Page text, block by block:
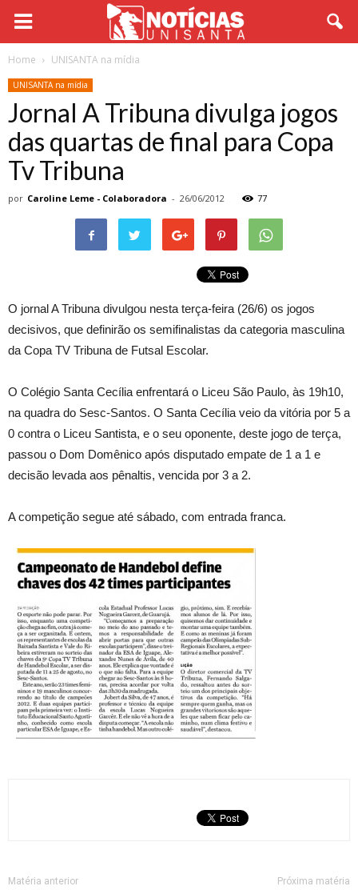
Home UNISANTA na mídia
UNISANTA na mídia
Jornal A Tribuna divulga jogos
das quartas de final para Copa
Tv Tribuna
por Caroline Leme - Colaboradora - 26/06/2012 77
O jornal A Tribuna divulgou nesta terça-feira (26/6) os jogos
decisivos, que definirão os semifinalistas da categoria masculina
da Copa TV Tribuna de Futsal Escolar.
O Colégio Santa Cecília enfrentará o Liceu São Paulo, às 19h10,
na quadra do Sesc-Santos. O Santa Cecília veio da vitória por 5 a
0 contra o Liceu Santista, e o seu oponente, deste jogo de terça,
passou o Dom Domênico após disputado empate de 1 a 1 e
decisão levada aos pênaltis, vencida por 3 a 2.
A competição segue até sábado, com entrada franca.
Matéria anterior Próxima matéria